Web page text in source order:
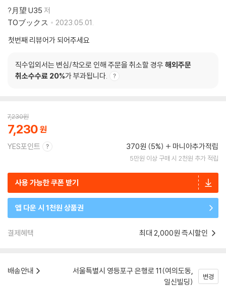
?月望 U35 저
TOブックス
2023.05.01.
첫번째 리뷰어가 되어주세요
직수입외서는 변심/착오로 인해 주문을 취소할 경우 해외주문
취소수수료 20%가 부과됩니다.
7,230원
7,230
YES포인트 370원 (5%) 마니아추가적립
5만원 이상 구매 시 2천원 추가 적립
사용 가능한 쿠폰 받기
앱 다운 시 1천원 상품권
결제혜택 최대 2,000원 즉시할인
배송안내
서울특별시 영등포구 은행로 11(여의도동,
일신빌딩)
변경